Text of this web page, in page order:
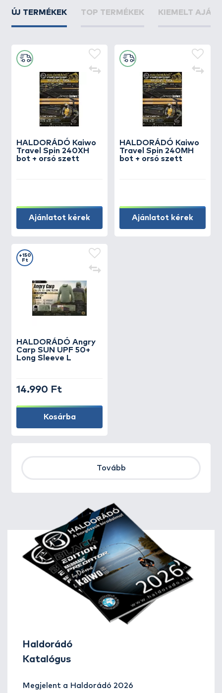
ÚJ TERMÉKEK TOP TERMÉKEK KIEMELT
HALDORÁDÓ Kaiwo
Travel Spin 240XH
bot + orsó szett
Ajánlatot kérek
HALDORÁDÓ Kaiwo
Travel Spin 240MH
bot + orsó szett
Ajánlatot kérek
HALDORÁDÓ Angry
Carp SUN UPF 50+
Long Sleeve L
+150
Ft
14.990 Ft
Kosárba
Tovább
Haldorádó
Katalógus
Megjelent a Haldorádó 2026